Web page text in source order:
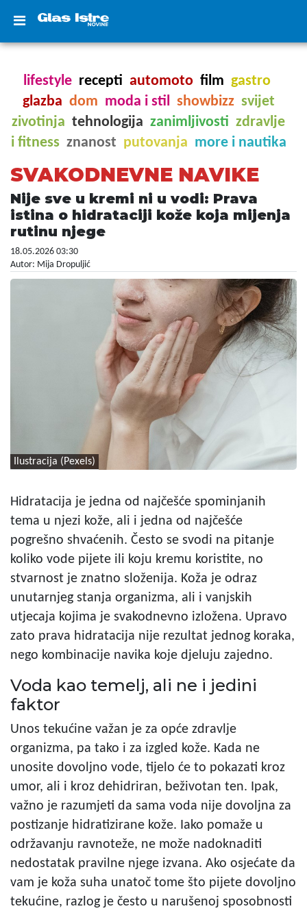
lifestyle recepti automoto film gastro
glazba dom moda i stil showbizz svijet
zivotinja tehnologija zanimljivosti zdravlje
i fitness znanost putovanja more i nautika
SVAKODNEVNE NAVIKE
Nije sve u kremi ni u vodi: Prava
istina o hidrataciji kože koja mijenja
rutinu njege
18.05.2026 03:30
Autor: Mija Dropuljić
Ilustracija (Pexels)
Hidratacija je jedna od najčešće spominjanih
tema u njezi kože, ali i jedna od najčešće
pogrešno shvaćenih. Često se svodi na pitanje
koliko vode pijete ili koju kremu koristite, no
stvarnost je znatno složenija. Koža je odraz
unutarnjeg stanja organizma, ali i vanjskih
utjecaja kojima je svakodnevno izložena. Upravo
zato prava hidratacija nije rezultat jednog koraka,
nego kombinacije navika koje djeluju zajedno.
Voda kao temelj, ali ne i jedini
faktor
Unos tekućine važan je za opće zdravlje
organizma, pa tako i za izgled kože. Kada ne
unosite dovoljno vode, tijelo će to pokazati kroz
umor, ali i kroz dehidriran, beživotan ten. Ipak,
važno je razumjeti da sama voda nije dovoljna za
postizanje hidratizirane kože. Iako pomaže u
održavanju ravnoteže, ne može nadoknaditi
nedostatak pravilne njege izvana. Ako osjećate da
vam je koža suha unatoč tome što pijete dovoljno
tekućine, razlog je često u narušenoj sposobnosti